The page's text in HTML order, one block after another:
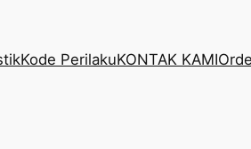
Kode PerilakuKONTAK KAMI